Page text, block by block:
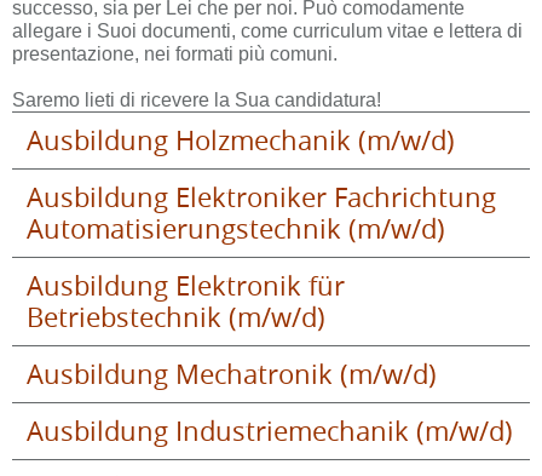
successo, sia per Lei che per noi. Può comodamente
allegare i Suoi documenti, come curriculum vitae e lettera di
presentazione, nei formati più comuni.
Saremo lieti di ricevere la Sua candidatura!
Ausbildung Holzmechanik (m/w/d)
Ausbildung Elektroniker Fachrichtung
Automatisierungstechnik (m/w/d)
Ausbildung Elektronik für
Betriebstechnik (m/w/d)
Ausbildung Mechatronik (m/w/d)
Ausbildung Industriemechanik (m/w/d)